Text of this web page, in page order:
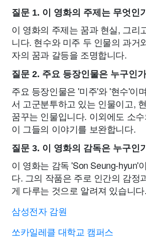
질문 1. 이 영화의 주제는 무엇인
이 영화의 주제는 꿈과 현실, 그리
니다. 현수와 미주 두 인물의 과거
자의 꿈과 갈등을 조명합니다.
질문 2. 주요 등장인물은 누구인
주요 등장인물은 '미주'와 '현수'이
서 고군분투하고 있는 인물이고,
꿈꾸는 인물입니다. 이외에도 소
이 그들의 이야기를 보완합니다.
질문 3. 이 영화의 감독은 누구인
이 영화는 감독 'Son Seung-hyun'
다. 그의 작품은 주로 인간의 감정
게 다루는 것으로 알려져 있습니다.
삼성전자 감원
쏘카일레클 대학교 캠퍼스